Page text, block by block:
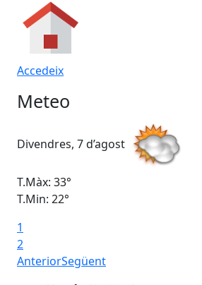
Accedeix
Meteo
Divendres, 7 d’agost
T.Màx: 33°
T.Min: 22°
1
2
AnteriorSegüent